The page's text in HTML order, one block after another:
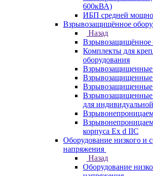
600кВА)
ИБП средней
Взрывозащищённое
Назад
Взрывозащищённое
Комплекты для
оборудования
Взрывозащищенные
Взрывозащищенные
Взрывозащищенные
для
корпуса Ex d IIС
Оборудование низкого и
напряжения
Назад
Оборудование